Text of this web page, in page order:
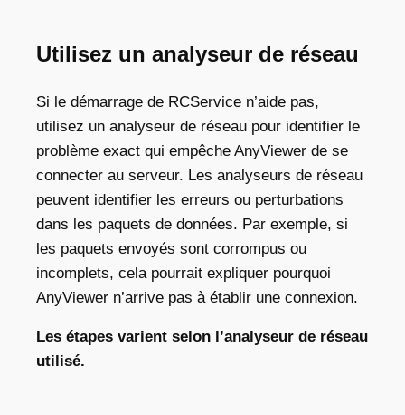
Utilisez un analyseur de réseau
Si le démarrage de RCService n’aide pas,
utilisez un analyseur de réseau pour identifier le
problème exact qui empêche AnyViewer de se
connecter au serveur. Les analyseurs de réseau
peuvent identifier les erreurs ou perturbations
dans les paquets de données. Par exemple, si
les paquets envoyés sont corrompus ou
incomplets, cela pourrait expliquer pourquoi
AnyViewer n’arrive pas à établir une connexion.
Les étapes varient selon l’analyseur de réseau
utilisé.